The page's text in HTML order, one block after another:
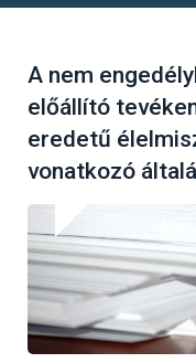
A nem
előállító
eredetű
vonatkozó